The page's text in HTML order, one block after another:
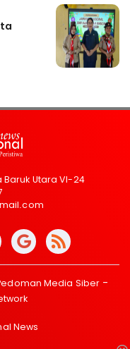
Baruk Utara VI-24
Media Siber
News